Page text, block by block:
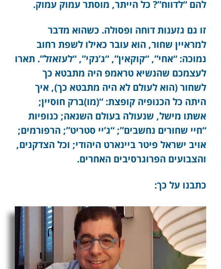
להם “לדווח”? כל הייתר, מוסתר עמוק עמוק.
זו גם גזענות דוחה ופסולה. כשהוא מדבר
למראיין שחור, הוא עובר כאילו לשפת רחוב
נמוכה: “אחי”, “קוקאין”, “ג’נקי”, “לעזאזל”. תארו
לעצמכם שהנשיא טראמפ היה מתבטא כך
לשחור (הוא לעולם לא היה מתבטא כך), איך
היתה כל הכנופיה קופצת: “(מו)ברק חוסיין;
אשתו מישל, שנעולה בעולם השנאה; כנופיות
“חיי שחורים נחשבים”; “ג’יי סטריט”; הרפורמים;
אויב ישראל פיטר ביינארט היהודי; וכל הצדקנים,
והצבועים הפרוגרסיבים האחרים.
כתבנו על כך: